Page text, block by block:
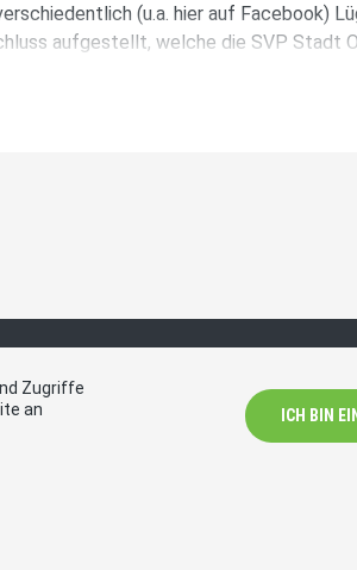
(u.a. hier auf Facebook)
aufgestellt, welche die SVP Stadt
Zugriffe
an
ICH BIN